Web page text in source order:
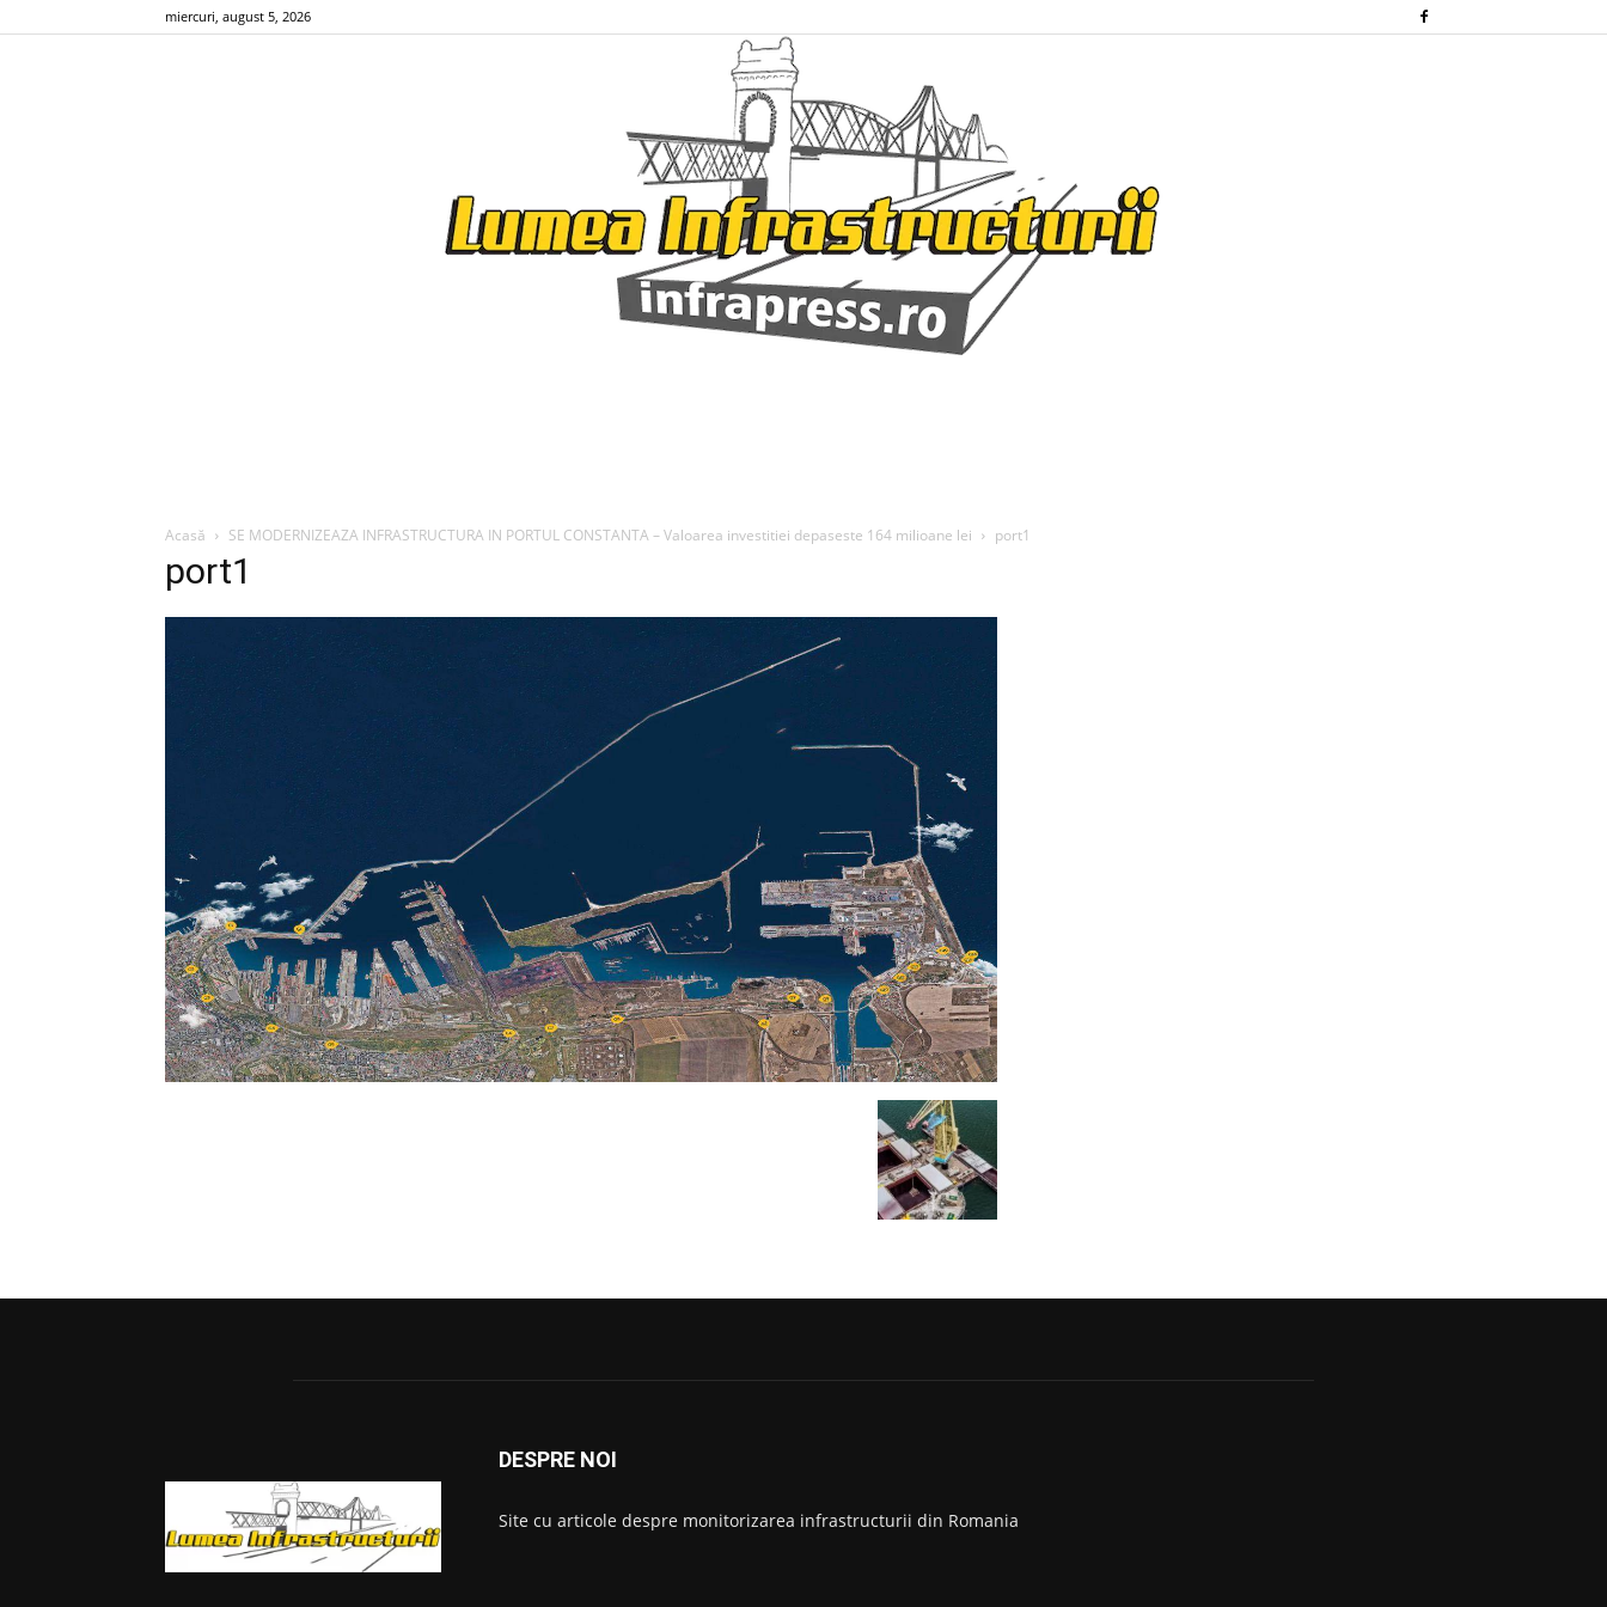
miercuri, august 5, 2026
Acasă SE MODERNIZEAZA INFRASTRUCTURA IN PORTUL CONSTANTA – Valoarea investitiei depaseste 164 milioane lei port1
port1
DESPRE NOI
Site cu articole despre monitorizarea infrastructurii din Romania